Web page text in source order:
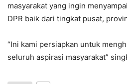
masyarakat yang ingin
DPR baik dari tingkat pusat,
“Ini kami persiapkan untuk
seluruh aspirasi masyarakat”